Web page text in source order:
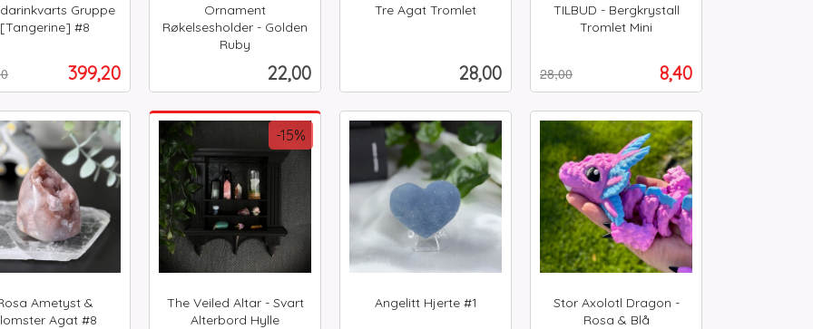
Gruppe
[Tangerine] #8
Tilbud
399,20
Kjøp
Ornament
Røkelsesholder - Golden
Ruby
Pris
22,00
Tre Agat Tromlet
Pris
28,00
Kjøp
TILBUD - Bergkrystall
Tromlet Mini
Tilbud
8,40
28,00
Kjøp
Ametyst &
Agat #8
The Veiled Altar - Svart
Alterbord Hylle
-15%
Angelitt Hjerte #1
Stor Axolotl Dragon -
Rosa & Blå